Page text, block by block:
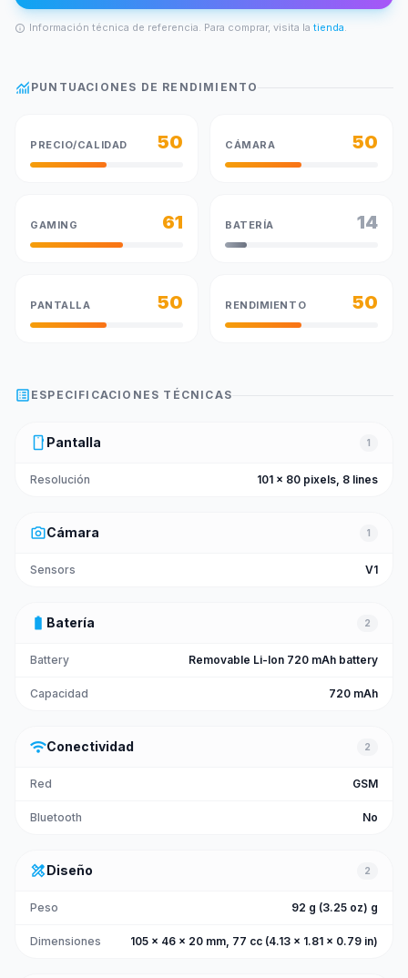
info Información técnica de referencia. Para comprar, visita la tienda.
monitoring PUNTUACIONES DE RENDIMIENTO
PRECIO/CALIDAD 50 CÁMARA 50
GAMING 61 BATERÍA 14
PANTALLA 50 RENDIMIENTO 50
list_alt ESPECIFICACIONES TÉCNICAS
smartphone Pantalla 1
Resolución 101 x 80 pixels, 8 lines
photo_cameraCámara 1
Sensors V1
battery_full Batería 2
Battery Removable Li-Ion 720 mAh battery
Capacidad 720 mAh
wifiConectividad 2
Red GSM
Bluetooth No
design_servicesDiseño 2
Peso 92 g (3.25 oz) g
Dimensiones 105 x 46 x 20 mm, 77 cc (4.13 x 1.81 x 0.79 in)